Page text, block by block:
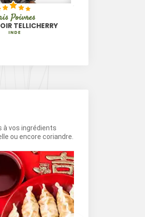
Poivres
TELLICHERRY
INDE
à vos ingrédients
ou encore coriandre.